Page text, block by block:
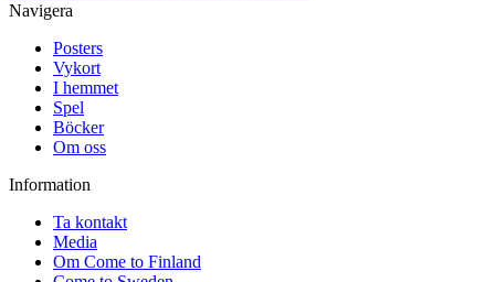
Navigera
Posters
Vykort
I hemmet
Spel
Böcker
Om oss
Information
Ta kontakt
Media
Om Come to Finland